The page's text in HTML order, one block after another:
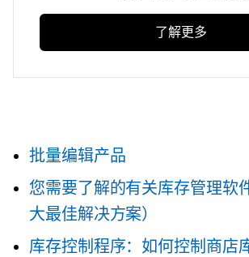
了解更多
批量编辑产品
您需要了解的有关库存管理软
大最佳解决方案）
库存控制程序：如何控制商店